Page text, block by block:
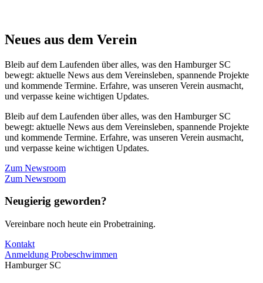
Neues aus dem Verein
Bleib auf dem Laufenden über alles, was den Hamburger SC
bewegt: aktuelle News aus dem Vereinsleben, spannende Projekte
und kommende Termine. Erfahre, was unseren Verein ausmacht,
und verpasse keine wichtigen Updates.
Bleib auf dem Laufenden über alles, was den Hamburger SC
bewegt: aktuelle News aus dem Vereinsleben, spannende Projekte
und kommende Termine. Erfahre, was unseren Verein ausmacht,
und verpasse keine wichtigen Updates.
Zum Newsroom
Zum Newsroom
Neugierig geworden?
Vereinbare noch heute ein Probetraining.
Kontakt
Anmeldung Probeschwimmen
Hamburger SC